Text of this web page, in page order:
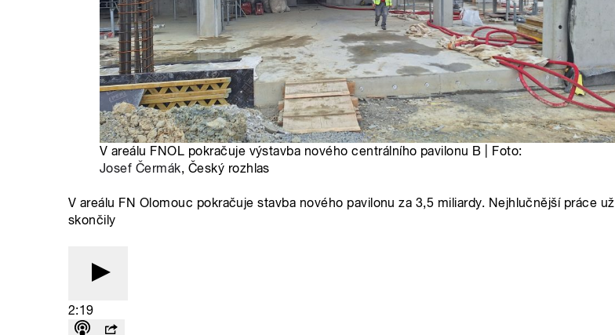
V areálu FNOL pokračuje výstavba nového centrálního pavilonu B | Foto:
Josef Čermák, Český rozhlas
V areálu FN Olomouc pokračuje stavba nového pavilonu za 3,5 miliardy. Nejhlučnější práce už
skončily
2:19